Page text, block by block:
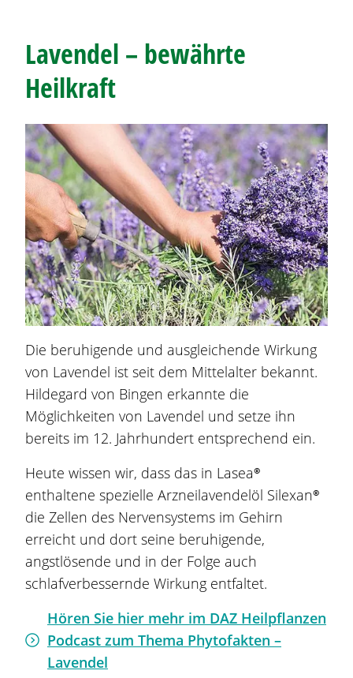
Lavendel – bewährte
Heilkraft
Die beruhigende und ausgleichende Wirkung
von Lavendel ist seit dem Mittelalter bekannt.
Hildegard von Bingen erkannte die
Möglichkeiten von Lavendel und setze ihn
bereits im 12. Jahrhundert entsprechend ein.
Heute wissen wir, dass das in Lasea®
enthaltene spezielle Arzneilavendelöl Silexan®
die Zellen des Nervensystems im Gehirn
erreicht und dort seine beruhigende,
angstlösende und in der Folge auch
schlafverbessernde Wirkung entfaltet.
Hören Sie hier mehr im DAZ Heilpflanzen
Podcast zum Thema Phytofakten –
Lavendel